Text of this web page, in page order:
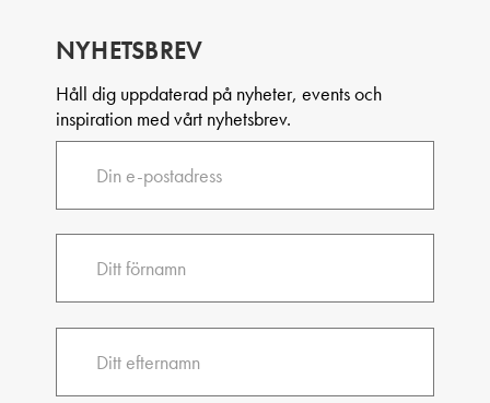
NYHETSBREV
Håll dig uppdaterad på nyheter, events och
inspiration med vårt nyhetsbrev.